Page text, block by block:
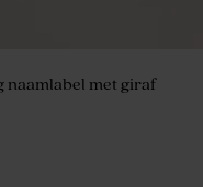
naamlabel met giraf